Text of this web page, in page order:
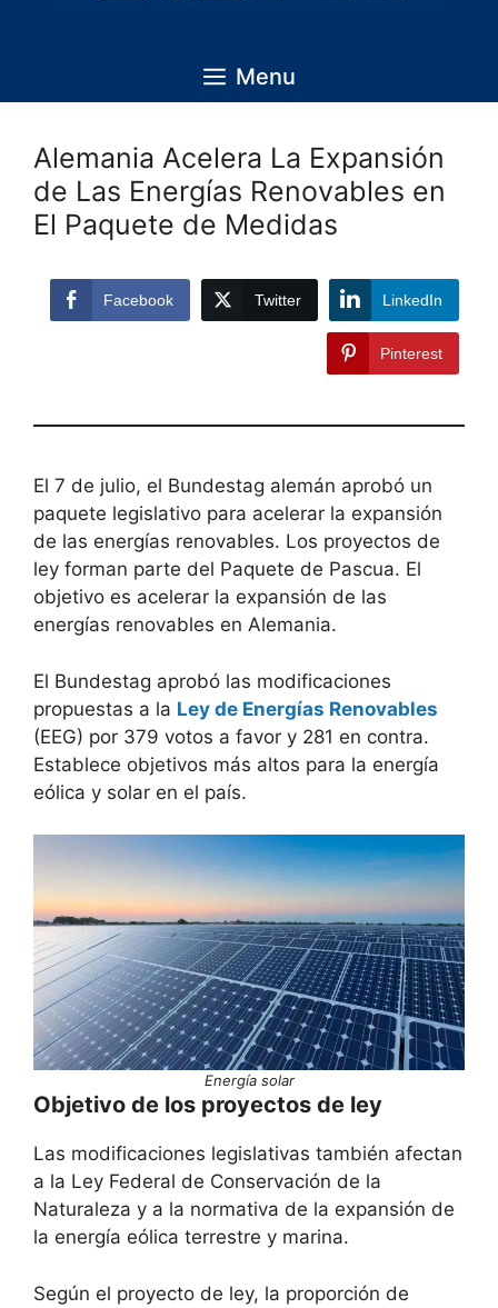
Menu
Alemania Acelera La Expansión
de Las Energías Renovables en
El Paquete de Medidas
Facebook Twitter LinkedIn
Pinterest
El 7 de julio, el Bundestag alemán aprobó un
paquete legislativo para acelerar la expansión
de las energías renovables. Los proyectos de
ley forman parte del Paquete de Pascua. El
objetivo es acelerar la expansión de las
energías renovables en Alemania.
El Bundestag aprobó las modificaciones
propuestas a la Ley de Energías Renovables
(EEG) por 379 votos a favor y 281 en contra.
Establece objetivos más altos para la energía
eólica y solar en el país.
Energía solar
Objetivo de los proyectos de ley
Las modificaciones legislativas también afectan
a la Ley Federal de Conservación de la
Naturaleza y a la normativa de la expansión de
la energía eólica terrestre y marina.
Según el proyecto de ley, la proporción de